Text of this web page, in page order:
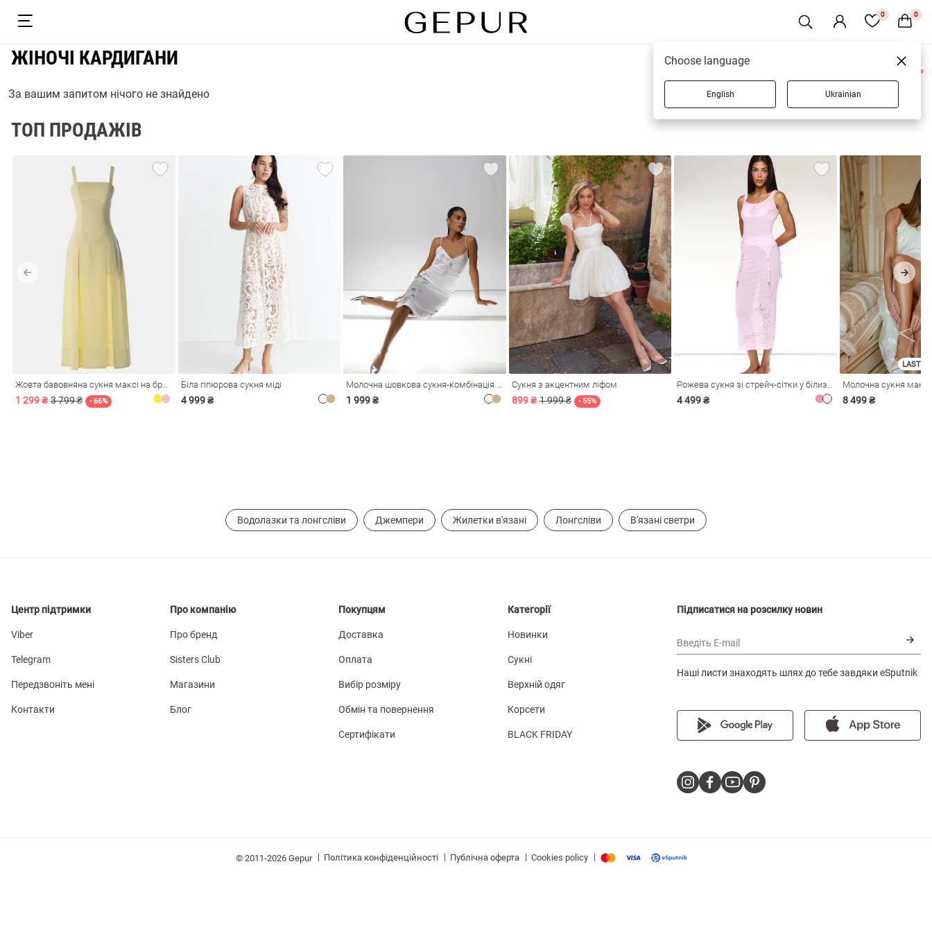
0 0
На
ЖІНОЧІ КАРДИГАНИ
0 товарів
За вашим запитом нічого не знайдено
ТОП ПРОДАЖІВ
1 299 ₴ 3 799 ₴ - 66%
Біла гіпюрова сукня міді
4 999 ₴ 1 999 ₴
Сукня з акцентним ліфом
899 ₴ 1 999 ₴ - 55% 4 499 ₴
LAST
8 499 ₴
Водолазки та лонгсліви Джемпери Жилетки в'язані Лонгсліви В'язані светри
Центр підтримки
Viber
Telegram
Передзвоніть мені
Контакти
Про компанію
Про бренд
Sisters Club
Магазини
Блог
Покупцям
Доставка
Оплата
Вибір розміру
Обмін та повернення
Сертифікати
Категорії
Новинки
Сукні
Верхній одяг
Корсети
BLACK FRIDAY
Підписатися на розсилку новин
Введіть E-mail
Наші листи знаходять шлях до тебе завдяки eSputnik
© 2011-2026 Gepur | Політика конфіденційності | Публічна оферта | Cookies policy |
Choose language
English Ukrainian